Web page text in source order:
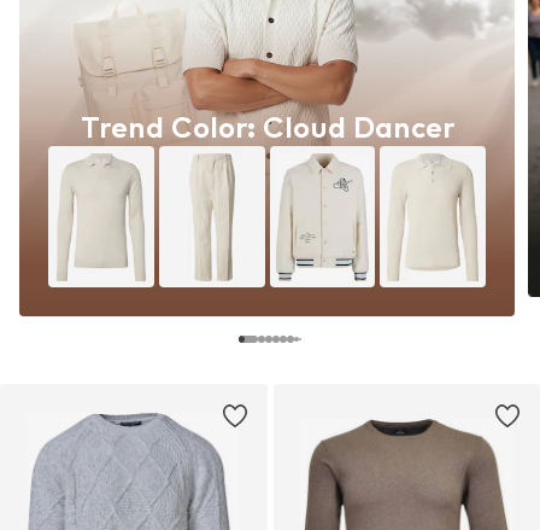
Trend Color: Cloud Dancer